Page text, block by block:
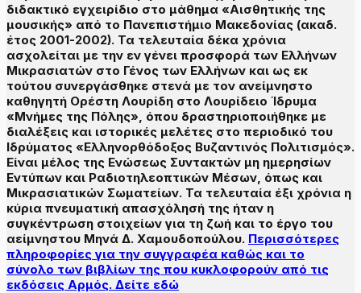
διδακτικό εγχειρίδιο στο μάθημα «Αισθητικής της
μουσικής» από το Πανεπιστήμιο Μακεδονίας (ακαδ.
έτος 2001-2002). Τα τελευταία δέκα χρόνια
ασχολείται με την εν γένει προσφορά των Ελλήνων
Μικρασιατών στο Γένος των Ελλήνων και ως εκ
τούτου συνεργάσθηκε στενά με τον ανείμνηστο
καθηγητή Ορέστη Λουρίδη στο Λουρίδειο Ίδρυμα
«Μνήμες της Πόλης», όπου δραστηριοποιήθηκε με
διαλέξεις και ιστορικές μελέτες στο περιοδικό του
Ιδρύματος «Ελληνορθόδοξος Βυζαντινός Πολιτισμός».
Είναι μέλος της Ενώσεως Συντακτών μη ημερησίων
Εντύπων και Ραδιοτηλεοπτικών Μέσων, όπως και
Μικρασιατικών Σωματείων. Τα τελευταία έξι χρόνια η
κύρια πνευματική απασχόλησή της ήταν η
συγκέντρωση στοιχείων για τη ζωή και το έργο του
αείμνηστου Μηνά Δ. Χαμουδοπούλου. Περισσότερες
πληροφορίες για την συγγραφέα καθώς και το
σύνολο των βιβλίων της που κυκλοφορούν από τις
εκδόσεις Αρμός. Δείτε εδώ